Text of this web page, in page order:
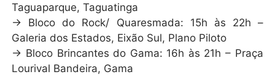
Taguaparque, Taguatinga
→ Bloco do Rock/ Quaresmada: 15h às 22h –
Galeria dos Estados, Eixão Sul, Plano Piloto
→ Bloco Brincantes do Gama: 16h às 21h – Praça
Lourival Bandeira, Gama